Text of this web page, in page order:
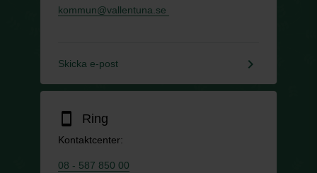
kommun@vallentuna.se
Skicka e-post keyboard_arrow_right
smartphone Ring
Kontaktcenter:
08 - 587 850 00